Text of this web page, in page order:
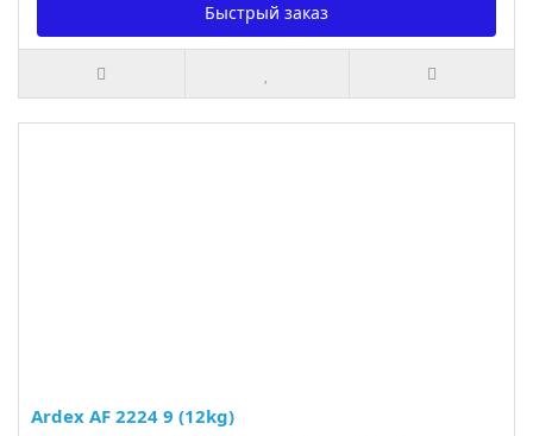
Быстрый заказ
Ardex AF 2224 9 (12kg)